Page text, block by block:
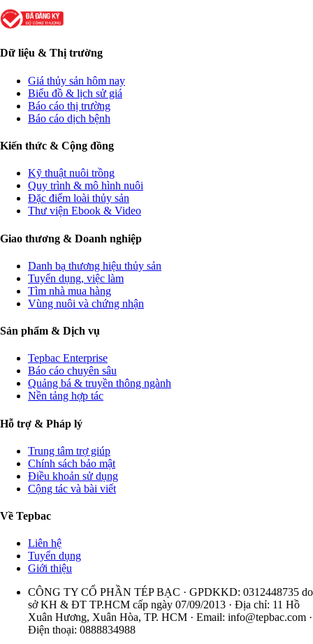
Dữ liệu & Thị trường
Giá thủy sản hôm nay
Biểu đồ & lịch sử giá
Báo cáo thị trường
Báo cáo dịch bệnh
Kiến thức & Cộng đồng
Kỹ thuật nuôi trồng
Quy trình & mô hình nuôi
Đặc điểm loài thủy sản
Thư viện Ebook & Video
Giao thương & Doanh nghiệp
Danh bạ thương hiệu thủy sản
Tuyển dụng, việc làm
Tìm nhà mua hàng
Vùng nuôi và chứng nhận
Sản phẩm & Dịch vụ
Tepbac Enterprise
Báo cáo chuyên sâu
Quảng bá & truyền thông ngành
Nền tảng hợp tác
Hỗ trợ & Pháp lý
Trung tâm trợ giúp
Chính sách bảo mật
Điều khoản sử dụng
Cộng tác và bài viết
Về Tepbac
Liên hệ
Tuyển dụng
Giới thiệu
CÔNG TY CỔ PHẦN TÉP BẠC · GPDKKD: 0312448735 do
sở KH & ĐT TP.HCM cấp ngày 07/09/2013 · Địa chỉ: 11 Hồ
Xuân Hương, Xuân Hòa, TP. HCM · Email: info@tepbac.com ·
Điện thoại: 0888834988